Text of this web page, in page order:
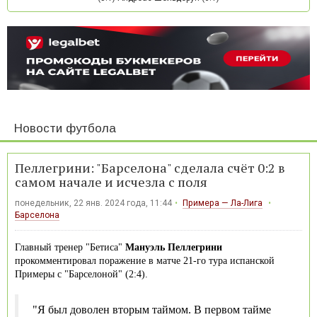
Новости футбола
Пеллегрини: "Барселона" сделала счёт 0:2 в
самом начале и исчезла с поля
понедельник, 22 янв. 2024 года, 11:44
Примера — Ла-Лига
Барселона
Главный тренер "Бетиса" Мануэль Пеллегрини
прокомментировал поражение в матче 21-го тура испанской
Примеры с "Барселоной" (2:4).
"Я был доволен вторым таймом. В первом тайме